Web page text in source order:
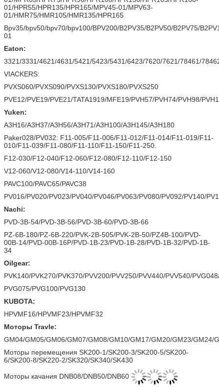
01/HPR55/HPR135/HPR165/MPV45-01/MPV63-
01/HMR75/HMR105/HMR135/HPR165
Bpv35/bpv50/bpv70/bpv100/BPV200/B2PV35/B2PV50/B2PV75/
01
Eaton:
3321/3331/4621/4631/5421/5423/5431/6423/7620/7621/78461/
VIACKERS:
PVXS060/PVXS090/PVXS130/PVXS180/PVXS250
PVE12/PVE19/PVE21/TATA1919/MFE19/PVH57/PVH74/PVH98/
Yuken:
A3H16/A3H37/A3H56/A3H71/A3H100/A3H145/A3H180
Paker028/PV032: F11-005/F11-006/F11-012/F11-014/F11-019/F11-
010/F11-039/F11-080/F11-110/F11-150/F11-250.
F12-030/F12-040/F12-060/F12-080/F12-110/F12-150
V12-060/V12-080/V14-110/V14-160
PAVC100/PAVC65/PAVC38
PV016/PV020/PV023/PV040/PV046/PV063/PV080/PV092/PV140/
Nachi:
PVD-3B-54/PVD-3B-56/PVD-3B-60/PVD-3B-66
PZ-6B-180/PZ-6B-220/PVK-2B-505/PVK-2B-50/PZ4B-100/PVD-
00B-14/PVD-00B-16P/PVD-1B-23/PVD-1B-28/PVD-1B-32/PVD-1B-
34
Oilgear:
PVK140/PVK270/PVK370/PVV200/PVV250/PVV440/PVV540/
PVG075/PVG100/PVG130
KUBOTA:
HPVMF16/HPVMF23/HPVMF32
Моторы Travle:
GM04/GM05/GM06/GM07/GM08/GM10/GM17/GM20/GM23/
Моторы перемещения SK200-1/SK200-3/SK200-5/SK200-
6/SK200-8/SK220-2/SK320/SK340/SK430
Моторы качания DNB08/DNB50/DNB60